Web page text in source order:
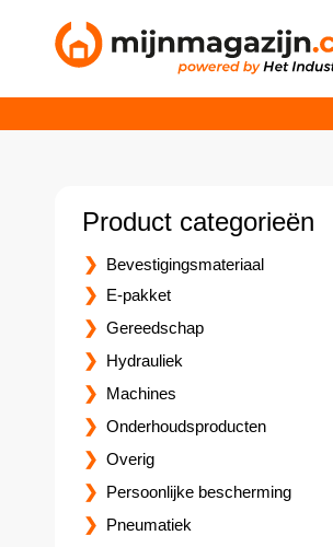
Product categorieën
Bevestigingsmateriaal
E-pakket
Gereedschap
Hydrauliek
Machines
Onderhoudsproducten
Overig
Persoonlijke bescherming
Pneumatiek